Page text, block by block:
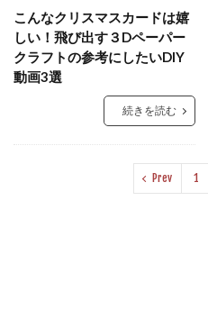
こんなクリスマスカードは嬉
しい！飛び出す３Dペーパー
クラフトの参考にしたいDIY
動画3選
続きを読む
Prev 1